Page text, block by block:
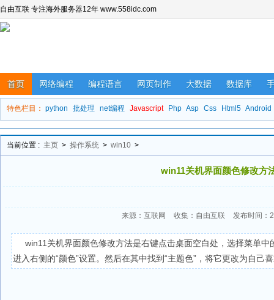
自由互联 专注海外服务器12年 www.558idc.com
首页 网络编程 编程语言 网页制作 大数据 数据库
特色栏目： python 批处理 net编程 Javascript Php Asp Css Html5 Android
当前位置 : 主页 > 操作系统 > win10 >
win11关机界面颜色修改方
来源：互联网 收集：自由互联 发布时间：
win11关机界面颜色修改方法是右键点击桌面空白处，选择菜单中
进入右侧的“颜色”设置。然后在其中找到“主题色”，将它更改为自己